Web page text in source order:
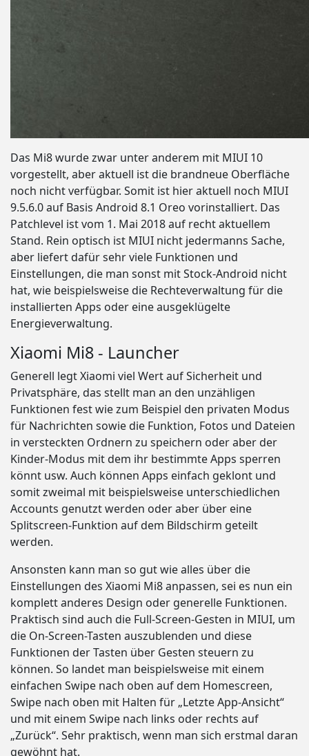
Das Mi8 wurde zwar unter anderem mit MIUI 10
vorgestellt, aber aktuell ist die brandneue Oberfläche
noch nicht verfügbar. Somit ist hier aktuell noch MIUI
9.5.6.0 auf Basis Android 8.1 Oreo vorinstalliert. Das
Patchlevel ist vom 1. Mai 2018 auf recht aktuellem
Stand. Rein optisch ist MIUI nicht jedermanns Sache,
aber liefert dafür sehr viele Funktionen und
Einstellungen, die man sonst mit Stock-Android nicht
hat, wie beispielsweise die Rechteverwaltung für die
installierten Apps oder eine ausgeklügelte
Energieverwaltung.
Xiaomi Mi8 - Launcher
Generell legt Xiaomi viel Wert auf Sicherheit und
Privatsphäre, das stellt man an den unzähligen
Funktionen fest wie zum Beispiel den privaten Modus
für Nachrichten sowie die Funktion, Fotos und Dateien
in versteckten Ordnern zu speichern oder aber der
Kinder-Modus mit dem ihr bestimmte Apps sperren
könnt usw. Auch können Apps einfach geklont und
somit zweimal mit beispielsweise unterschiedlichen
Accounts genutzt werden oder aber über eine
Splitscreen-Funktion auf dem Bildschirm geteilt
werden.
Ansonsten kann man so gut wie alles über die
Einstellungen des Xiaomi Mi8 anpassen, sei es nun ein
komplett anderes Design oder generelle Funktionen.
Praktisch sind auch die Full-Screen-Gesten in MIUI, um
die On-Screen-Tasten auszublenden und diese
Funktionen der Tasten über Gesten steuern zu
können. So landet man beispielsweise mit einem
einfachen Swipe nach oben auf dem Homescreen,
Swipe nach oben mit Halten für „Letzte App-Ansicht“
und mit einem Swipe nach links oder rechts auf
„Zurück“. Sehr praktisch, wenn man sich erstmal daran
gewöhnt hat.